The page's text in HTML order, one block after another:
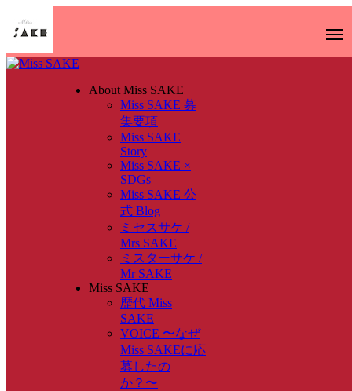
About Miss SAKE
Miss SAKE 募
集要項
Miss SAKE
Story
Miss SAKE ×
SDGs
Miss SAKE 公
式 Blog
ミセスサケ /
Mrs SAKE
ミスターサケ /
Mr SAKE
Miss SAKE
歴代 Miss
SAKE
VOICE 〜なぜ
Miss SAKEに応
募したの
か？〜